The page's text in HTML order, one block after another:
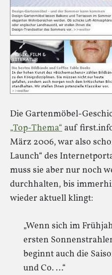
Die Gartenmöbel-
„Top-Thema“ auf
März 2006, war also
Launch“ des
muss sie aber nur noch
durchhalten, bis
wieder aktuell klingt:
„Wenn sich im
ersten
beginnt auch die
und Co. …“